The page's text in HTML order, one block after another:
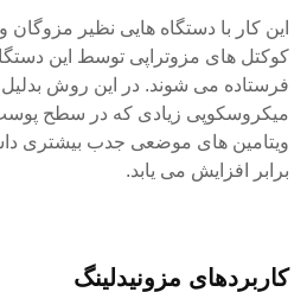
این کار با دستگاه هایی نظیر مزوگان
کوکتل های مزوتراپی توسط این
فرستاده می شوند. در این روش بدلیل
میکروسکوپی زیادی که در سطح
ویتامین های موضعی جدب بیشتری
برابر افزایش می یابد.
کاربردهای مزونیدلینگ